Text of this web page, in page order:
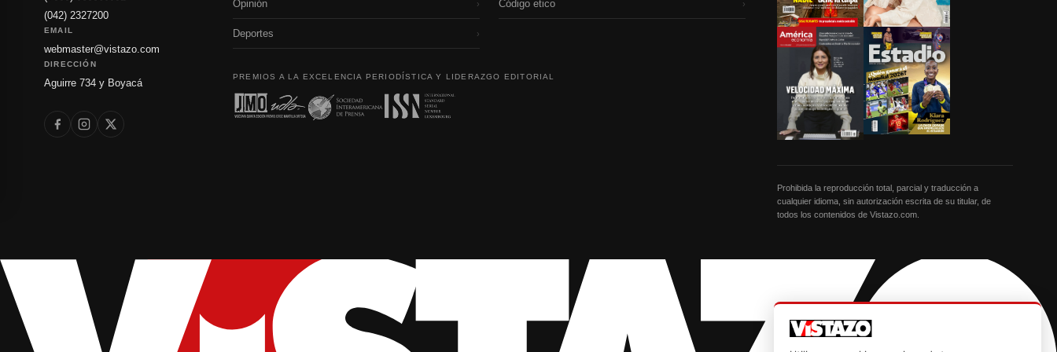
(042) 2327200
EMAIL
webmaster@vistazo.com
DIRECCIÓN
Aguirre 734 y Boyacá
Opinión ›
Deportes ›
Código etico ›
PREMIOS A LA EXCELENCIA PERIODÍSTICA Y LIDERAZGO EDITORIAL
Prohibida la reproducción total, parcial y traducción a
cualquier idioma, sin autorización escrita de su titular, de
todos los contenidos de Vistazo.com.